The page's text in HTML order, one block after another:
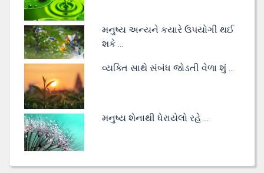
મનુષ્ય અન્યને કયારે ઉપયોગી થઈ
શકે ...
વ્યક્તિ સાથે સંબંધ જોડતી વેળા શું ...
મનુષ્ય શેનાથી ધેરાયેલો રહે ...